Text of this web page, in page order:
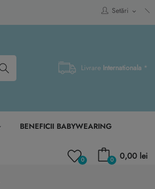
Setări expand_more
Livrare Internationala *
BENEFICII BABYWEARING
0,00 lei
0
0